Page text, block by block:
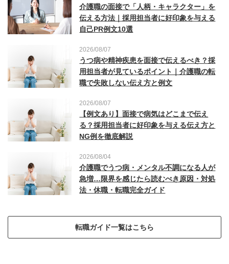
介護職の面接で「人柄・キャラクター」を
伝える方法｜採用担当者に好印象を与える
自己PR例文10選
2026/08/07
うつ病や精神疾患を面接で伝えるべき？採
用担当者が見ているポイント｜介護職の転
職で失敗しない伝え方と例文
2026/08/07
【例文あり】面接で病気はどこまで伝え
る？採用担当者に好印象を与える伝え方と
NG例を徹底解説
2026/08/04
介護職でうつ病・メンタル不調になる人が
急増…限界を感じたら読むべき原因・対処
法・休職・転職完全ガイド
転職ガイド一覧はこちら